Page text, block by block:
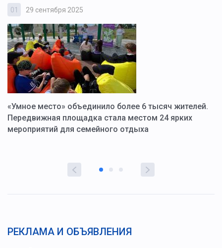
01 29 сентября 2025
«Умное место» объединило более 6 тысяч жителей.
Передвижная площадка стала местом 24 ярких
мероприятий для семейного отдыха
РЕКЛАМА И ОБЪЯВЛЕНИЯ